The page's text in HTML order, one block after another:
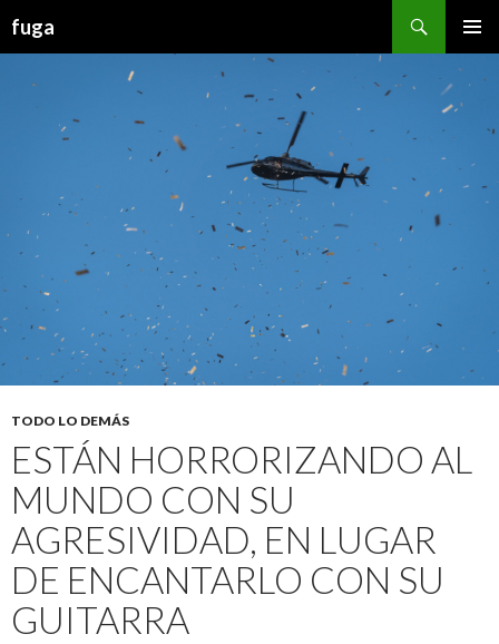
fuga
TODO LO DEMÁS
ESTÁN HORRORIZANDO AL
MUNDO CON SU
AGRESIVIDAD, EN LUGAR
DE ENCANTARLO CON SU
GUITARRA